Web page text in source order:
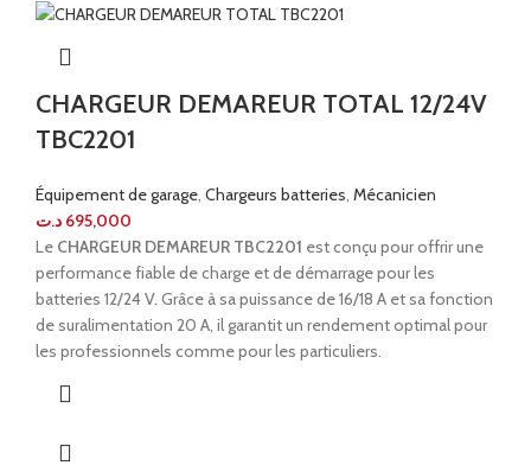
CHARGEUR DEMAREUR TOTAL 12/24V
TBC2201
Équipement de garage, Chargeurs batteries, Mécanicien
695,000 د.ت
Le CHARGEUR DEMAREUR TBC2201 est conçu pour offrir une
performance fiable de charge et de démarrage pour les
batteries 12/24 V. Grâce à sa puissance de 16/18 A et sa fonction
de suralimentation 20 A, il garantit un rendement optimal pour
les professionnels comme pour les particuliers.